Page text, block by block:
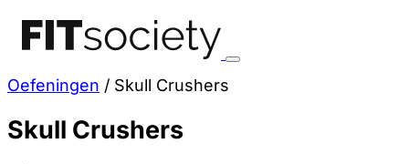
Oefeningen / Skull Crushers
Skull Crushers